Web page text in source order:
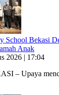
School Bekasi
Anak
2026 | 17:04
– Upaya